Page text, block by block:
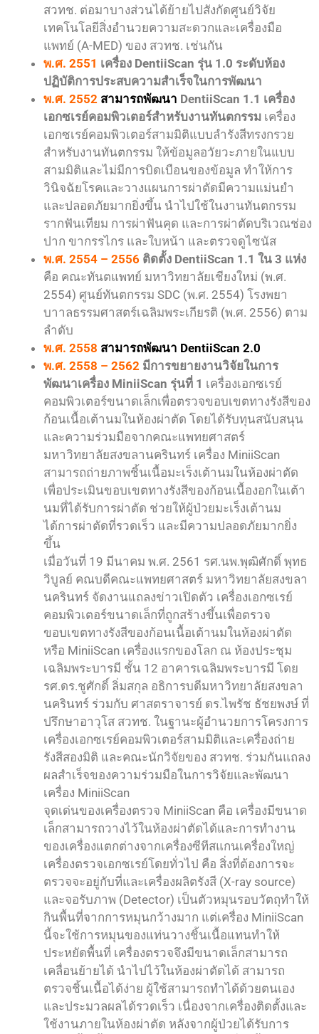
สวทช. ต่อมาบางส่วนได้ย้ายไปสังกัดศูนย์วิจัย
เทคโนโลยีสิ่งอำนวยความสะดวกและเครื่องมือ
แพทย์ (A-MED) ของ สวทช. เช่นกัน
พ.ศ. 2551 เครื่อง DentiiScan รุ่น 1.0 ระดับห้อง
ปฏิบัติการประสบความสําเร็จในการพัฒนา
พ.ศ. 2552 สามารถพัฒนา DentiiScan 1.1 เครื่อง
เอกซเรย์คอมพิวเตอร์สำหรับงานทันตกรรม เครื่อง
เอกซเรย์คอมพิวเตอร์สามมิติแบบลำรังสีทรงกรวย
สำหรับงานทันตกรรม ให้ข้อมูลอวัยวะภายในแบบ
สามมิติและไม่มีการบิดเบือนของข้อมูล ทำให้การ
วินิจฉัยโรคและวางแผนการผ่าตัดมีความแม่นยำ
และปลอดภัยมากยิ่งขึ้น นำไปใช้ในงานทันตกรรม
รากฟันเทียม การผ่าฟันคุด และการผ่าตัดบริเวณช่อง
ปาก ขากรรไกร และใบหน้า และตรวจดูไซนัส
พ.ศ. 2554 – 2556 ติดตั้ง DentiiScan 1.1 ใน 3 แห่ง
คือ คณะทันตแพทย์ มหาวิทยาลัยเชียงใหม่ (พ.ศ.
2554) ศูนย์ทันตกรรม SDC (พ.ศ. 2554) โรงพยา
บาาลธรรมศาสตร์เฉลิมพระเกียรติ (พ.ศ. 2556) ตาม
ลำดับ
พ.ศ. 2558 สามารถพัฒนา DentiiScan 2.0
พ.ศ. 2558 – 2562 มีการขยายงานวิจัยในการ
พัฒนาเครื่อง MiniiScan รุ่นที่ 1 เครื่องเอกซเรย์
คอมพิวเตอร์ขนาดเล็กเพื่อตรวจขอบเขตทางรังสีของ
ก้อนเนื้อเต้านมในห้องผ่าตัด โดยได้รับทุนสนับสนุน
และความร่วมมือจากคณะแพทยศาสตร์
มหาวิทยาลัยสงขลานครินทร์ เครื่อง MiniiScan
สามารถถ่ายภาพชิ้นเนื้อมะเร็งเต้านมในห้องผ่าตัด
เพื่อประเมินขอบเขตทางรังสีของก้อนเนื้องอกในเต้า
นมที่ได้รับการผ่าตัด ช่วยให้ผู้ป่วยมะเร็งเต้านม
ได้การผ่าตัดที่รวดเร็ว และมีความปลอดภัยมากยิ่ง
ขึ้น
เมื่อวันที่ 19 มีนาคม พ.ศ. 2561 รศ.นพ.พุฒิศักดิ์ พุทธ
วิบูลย์ คณบดีคณะแพทยศาสตร์ มหาวิทยาลัยสงขลา
นครินทร์ จัดงานแถลงข่าวเปิดตัว เครื่องเอกซเรย์
คอมพิวเตอร์ขนาดเล็กที่ถูกสร้างขึ้นเพื่อตรวจ
ขอบเขตทางรังสีของก้อนเนื้อเต้านมในห้องผ่าตัด
หรือ MiniiScan เครื่องแรกของโลก ณ ห้องประชุม
เฉลิมพระบารมี ชั้น 12 อาคารเฉลิมพระบารมี โดย
รศ.ดร.ชูศักดิ์ ลิ่มสกุล อธิการบดีมหาวิทยาลัยสงขลา
นครินทร์ ร่วมกับ ศาสตราจารย์ ดร.ไพรัช ธัชยพงษ์ ที่
ปรึกษาอาวุโส สวทช. ในฐานะผู้อำนวยการโครงการ
เครื่องเอกซเรย์คอมพิวเตอร์สามมิติและเครื่องถ่าย
รังสีสองมิติ และคณะนักวิจัยของ สวทช. ร่วมกันแถลง
ผลสำเร็จของความร่วมมือในการวิจัยและพัฒนา
เครื่อง MiniiScan
จุดเด่นของเครื่องตรวจ MiniiScan คือ เครื่องมีขนาด
เล็กสามารถวางไว้ในห้องผ่าตัดได้และการทำงาน
ของเครื่องแตกต่างจากเครื่องซีทีสแกนเครื่องใหญ่
เครื่องตรวจเอกซเรย์โดยทั่วไป คือ สิ่งที่ต้องการจะ
ตรวจจะอยู่กับที่และเครื่องผลิตรังสี (X-ray source)
และจอรับภาพ (Detector) เป็นตัวหมุนรอบวัตถุทำให้
กินพื้นที่จากการหมุนกว้างมาก แต่เครื่อง MiniiScan
นี้จะใช้การหมุนของแท่นวางชิ้นเนื้อแทนทำให้
ประหยัดพื้นที่ เครื่องตรวจจึงมีขนาดเล็กสามารถ
เคลื่อนย้ายได้ นำไปไว้ในห้องผ่าตัดได้ สามารถ
ตรวจชิ้นเนื้อได้ง่าย ผู้ใช้สามารถทำได้ด้วยตนเอง
และประมวลผลได้รวดเร็ว เนื่องจากเครื่องติดตั้งและ
ใช้งานภายในห้องผ่าตัด หลังจากผู้ป่วยได้รับการ